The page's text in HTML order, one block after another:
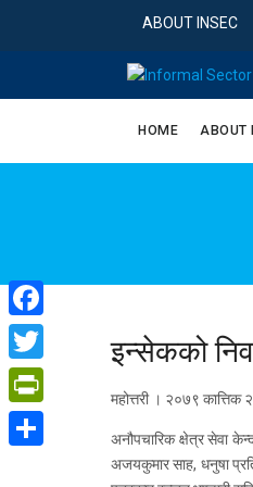
ABOUT INSEC
HOME ABOUT
इन्सेकको
महोत्तरी । २०७९ कात्तिक
अनौपचारिक क्षेत्र सेवा
अजयकुमार साह, धनुषा
Facebook
Twitter
PrintFriendly